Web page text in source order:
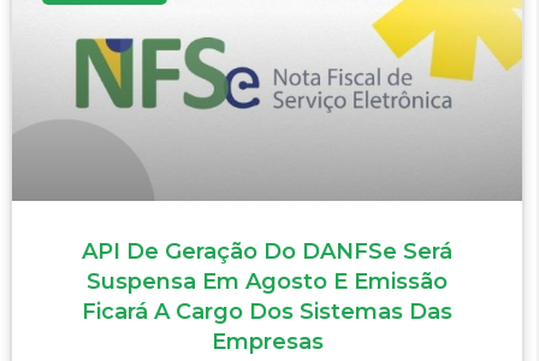
API De Geração Do DANFSe Será
Suspensa Em Agosto E Emissão
Ficará A Cargo Dos Sistemas Das
Empresas